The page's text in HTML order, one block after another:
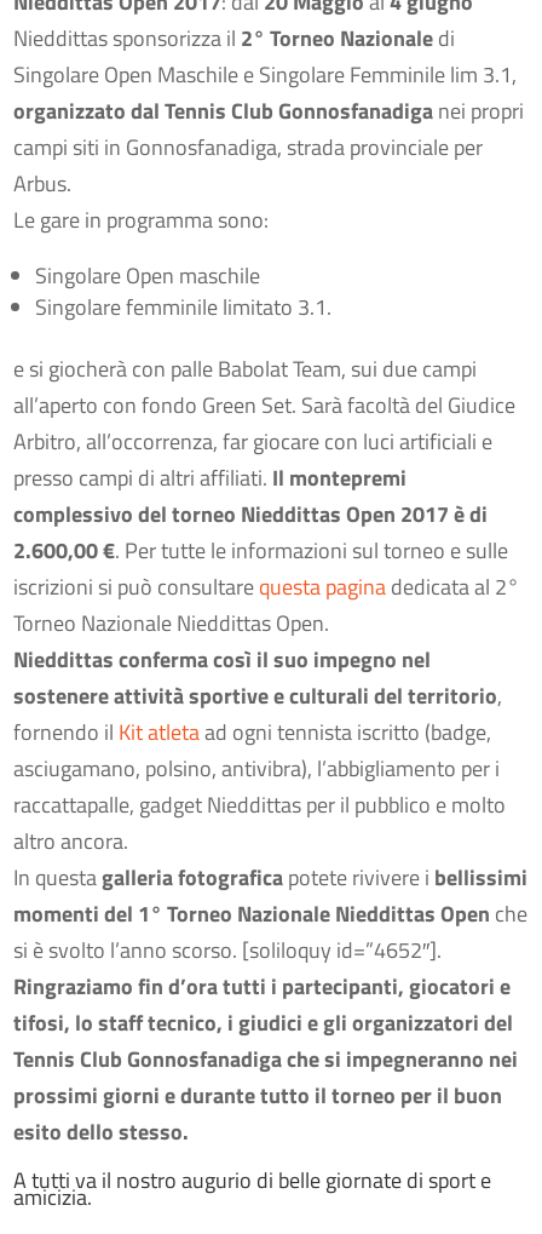
Nieddittas sponsorizza il 2° Torneo Nazionaledi
Singolare Open Maschile e Singolare Femminile lim 3.1,
organizzato dal Tennis Club Gonnosfanadiganei propri
campi siti in Gonnosfanadiga, strada provinciale per
Arbus.
Le gare in programma sono:
Singolare Open maschile
Singolare femminile limitato 3.1.
e si giocherà con palle Babolat Team, sui due campi
all’aperto con fondo Green Set. Sarà facoltà del Giudice
Arbitro, all’occorrenza, far giocare con luci artificiali e
presso campi di altri affiliati. Il montepremi
complessivo del torneo Nieddittas Open 2017 è di
2.600,00 €. Per tutte le informazioni sul torneo e sulle
iscrizioni si può consultarequesta paginadedicata al 2°
Torneo Nazionale Nieddittas Open.
Nieddittas conferma così il suo impegno nel
sostenere attività sportive e culturali del territorio,
fornendo il Kit atletaad ogni tennista iscritto (badge,
asciugamano, polsino, antivibra), l’abbigliamento per i
raccattapalle, gadget Nieddittas per il pubblico e molto
altro ancora.
In questagalleria fotograficapotete rivivere i bellissimi
momenti del 1° Torneo NazionaleNieddittas Open che
si è svolto l’anno scorso. [soliloquy id=”4652″].
Ringraziamo fin d’ora tutti i partecipanti, giocatori e
tifosi, lo staff tecnico, i giudici e gli organizzatori del
Tennis Club Gonnosfanadiga che si impegneranno nei
prossimi giorni e durante tutto il torneo per il buon
esito dello stesso.
A tutti va il nostro augurio di belle giornate di sport e
amicizia.